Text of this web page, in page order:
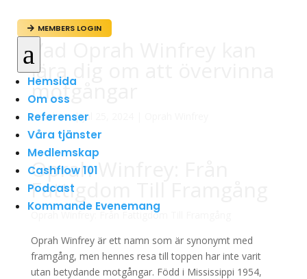
 MEMBERS LOGIN
a
Hemsida
Om oss
Referenser
Våra tjänster
Medlemskap
Cashflow 101
Podcast
Kommande Evenemang
Vad Oprah Winfrey kan
lära dig om att övervinna
motgångar
avadmin|jul 25, 2024
Oprah Winfrey: Från
Fattigdom Till Framgång
Oprah Winfrey: Från Fattigdom Till Framgång
Oprah Winfrey är ett namn som är synonymt med
framgång, men hennes resa till toppen har inte varit
utan betydande motgångar. Född i Mississippi 1954,